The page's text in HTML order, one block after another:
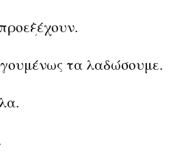
τα λαδώσουμε.